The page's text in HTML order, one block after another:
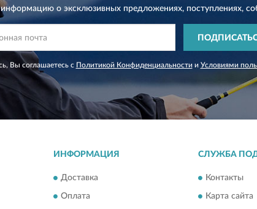
о эксклюзивных предложениях,поступлениях,
Вы соглашаетесь с Политикой Конфиденциальности и Условиями
ИНФОРМАЦИЯ
Доставка
Оплата
СЛУЖБА
Контакты
Карта сайта